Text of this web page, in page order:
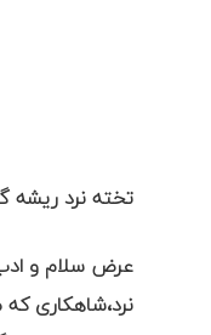
تخته نرد ریشه گردو
عرض سلام و
نرد،شاهکاری